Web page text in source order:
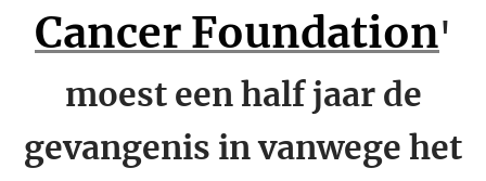
Cancer Foundation'
moest een half jaar de
gevangenis in vanwege het